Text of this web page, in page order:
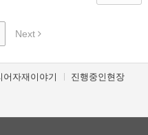
Next
어자재이야기 진행중인현장